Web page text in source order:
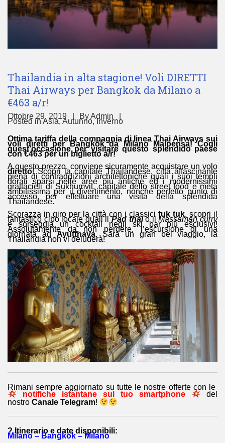
Thailandia in alta stagione! Voli DIRETTI
Thai Airways per Bangkok da Milano a
€463 a/r!
Ottobre 29, 2019 ByAdmin
Posted inAsia,Autunno,Inverno
Ottima tariffa della compagnia di linea Thai Airways sui
voli diretti per Bangkok da Milano Malpensa! Cogli
quest’occasione per visitare questo splendido paese
con €463 per un biglietto a/r!
A questo prezzo, conviene sicuramente acquistare un volo
diretto! Scopri la capitale Thailandese, città affascinante
piena di contraddizioni architettoniche quali i suoi templi
dorati sparsi nelle aree più antiche ed i modernissimi
grattacieli di Sukhumvit, capitale dello street food e meta
ambitissima per il divertimento, nonché perfetto punto di
accesso per effettuare una visita della splendida
Thailandese.
Scorazza in giro per la città con i classici tuk tuk, scopri il
fantastico cibo locale quali ilPad thaio ilMassaman curry
e sorseggia un cocktail negli ski bar più esclusivi!
Assolutamente da non perdere, l’escursione di una
giornata adAyutthaya. Sarà un gran bel viaggio, la
Thailandia non vi deluderà!
Rimani sempre aggiornato su tutte le nostre offerte con le
notifiche istantane sul tuo smartphone
del
nostro Canale Telegram!
? Itinerario e date disponibili:
Milano – Bangkok – Milano